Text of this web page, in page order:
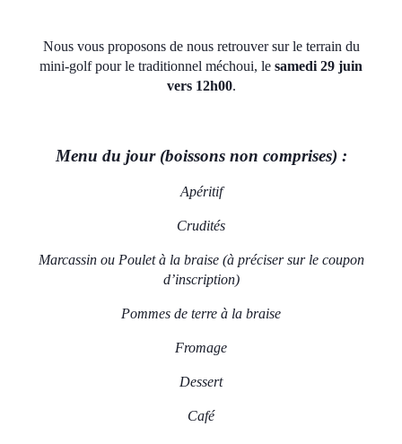
Nous vous proposons de nous retrouver sur le terrain du
mini-golf pour le traditionnel méchoui, le samedi 29 juin
vers 12h00.
Menu du jour (boissons non comprises) :
Apéritif
Crudités
Marcassin ou Poulet à la braise (à préciser sur le coupon
d’inscription)
Pommes de terre à la braise
Fromage
Dessert
Café